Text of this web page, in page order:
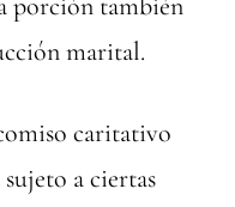
porción también
marital.
caritativo
a ciertas